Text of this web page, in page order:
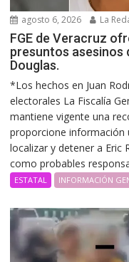
agosto 6, 2026 La
FGE de Veracruz
presuntos asesinos
Douglas.
*Los hechos en Juan
electorales La Fiscalía
mantiene vigente una
proporcione información
localizar y detener a Eric
como probables
ESTATAL INFORMACIÓN